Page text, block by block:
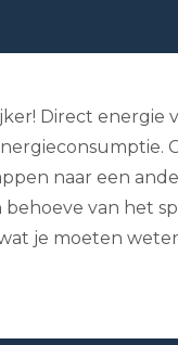
Direct energie
naar een
van het
je moeten